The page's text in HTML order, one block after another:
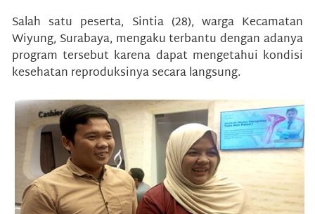
Salah satu peserta, Sintia (28), warga Kecamatan
Wiyung, Surabaya, mengaku terbantu dengan adanya
program tersebut karena dapat mengetahui kondisi
kesehatan reproduksinya secara langsung.